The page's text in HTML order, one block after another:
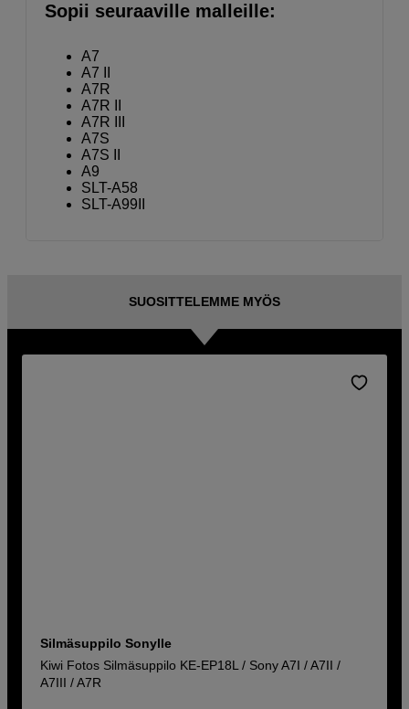
Sopii seuraaville malleille:
A7
A7 II
A7R
A7R II
A7R III
A7S
A7S II
A9
SLT-A58
SLT-A99II
SUOSITTELEMME MYÖS
Silmäsuppilo Sonylle
Kiwi Fotos Silmäsuppilo KE-EP18L / Sony A7I / A7II /
A7III / A7R